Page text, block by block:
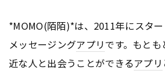
*MOMO(陌陌)*は、2011年にスタ
メッセージングアプリです。もと
近な人と出会うことができるアプリ